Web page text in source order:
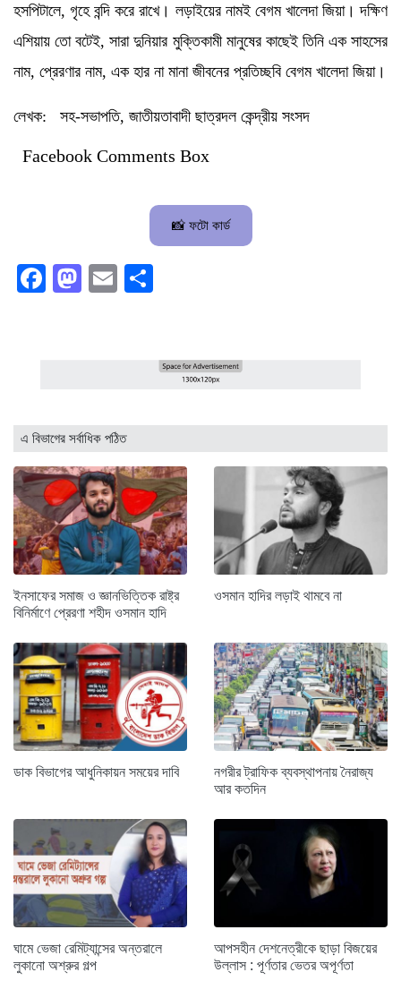
হসপিটালে, গৃহে বন্দি করে রাখে। লড়াইয়ের নামই বেগম খালেদা জিয়া। দক্ষিণ
এশিয়ায় তো বটেই, সারা দুনিয়ার মুক্তিকামী মানুষের কাছেই তিনি এক সাহসের
নাম, প্রেরণার নাম, এক হার না মানা জীবনের প্রতিচ্ছবি বেগম খালেদা জিয়া।
লেখক: সহ-সভাপতি, জাতীয়তাবাদী ছাত্রদল কেন্দ্রীয় সংসদ
Facebook Comments Box
📸 ফটো কার্ড
Facebook
Mastodon
Email
এ বিভাগের সর্বাধিক পঠিত
ইনসাফের সমাজ ও জ্ঞানভিত্তিক রাষ্ট্র
বিনির্মাণে প্রেরণা শহীদ ওসমান হাদি
ওসমান হাদির লড়াই থামবে না
ডাক বিভাগের আধুনিকায়ন সময়ের দাবি
নগরীর ট্রাফিক ব্যবস্থাপনায় নৈরাজ্য
আর কতদিন
ঘামে ভেজা রেমিট্যান্সের অন্তরালে
লুকানো অশ্রুর গল্প
আপসহীন দেশনেত্রীকে ছাড়া বিজয়ের
উল্লাস : পূর্ণতার ভেতর অপূর্ণতা